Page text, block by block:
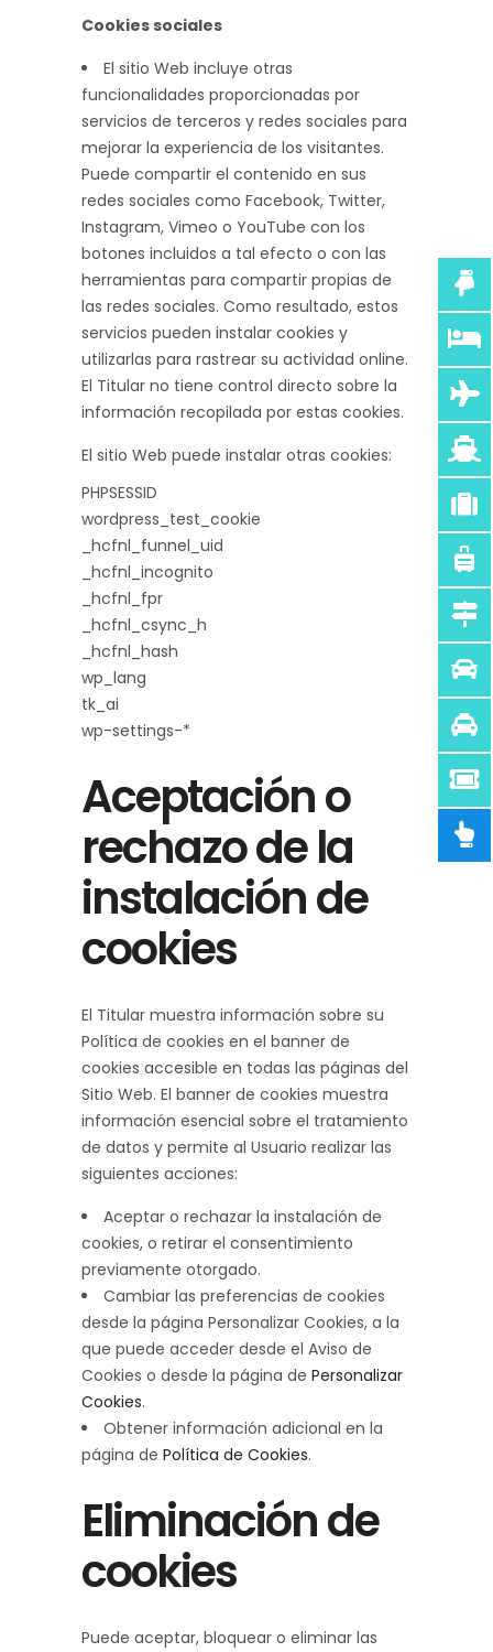
Cookies sociales
El sitio Web incluye otras
funcionalidades proporcionadas por
servicios de terceros y redes sociales para
mejorar la experiencia de los visitantes.
Puede compartir el contenido en sus
redes sociales como Facebook, Twitter,
Instagram, Vimeo o YouTube con los
botones incluidos a tal efecto o con las
herramientas para compartir propias de
las redes sociales. Como resultado, estos
servicios pueden instalar cookies y
utilizarlas para rastrear su actividad online.
El Titular no tiene control directo sobre la
información recopilada por estas cookies.
El sitio Web puede instalar otras cookies:
PHPSESSID
wordpress_test_cookie
_hcfnl_funnel_uid
_hcfnl_incognito
_hcfnl_fpr
_hcfnl_csync_h
_hcfnl_hash
wp_lang
tk_ai
wp-settings-*
Aceptación o
rechazo de la
instalación de
cookies
El Titular muestra información sobre su
Política de cookies en el banner de
cookies accesible en todas las páginas del
Sitio Web. El banner de cookies muestra
información esencial sobre el tratamiento
de datos y permite al Usuario realizar las
siguientes acciones:
Aceptar o rechazar la instalación de
cookies, o retirar el consentimiento
previamente otorgado.
Cambiar las preferencias de cookies
desde la página Personalizar Cookies, a la
que puede acceder desde el Aviso de
Cookies o desde la página de Personalizar
Cookies.
Obtener información adicional en la
página de Política de Cookies.
Eliminación de
cookies
Puede aceptar, bloquear o eliminar las